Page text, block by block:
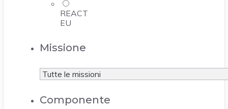
REACT
EU
Missione
Componente